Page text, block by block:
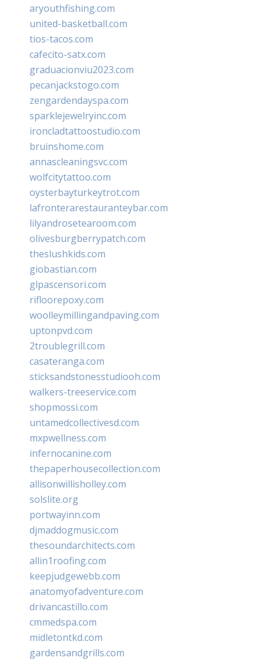
aryouthfishing.com
united-basketball.com
tios-tacos.com
cafecito-satx.com
graduacionviu2023.com
pecanjackstogo.com
zengardendayspa.com
sparklejewelryinc.com
ironcladtattoostudio.com
bruinshome.com
annascleaningsvc.com
wolfcitytattoo.com
oysterbayturkeytrot.com
lafronterarestauranteybar.com
lilyandrosetearoom.com
olivesburgberrypatch.com
theslushkids.com
giobastian.com
glpascensori.com
rifloorepoxy.com
woolleymillingandpaving.com
uptonpvd.com
2troublegrill.com
casateranga.com
sticksandstonesstudiooh.com
walkers-treeservice.com
shopmossi.com
untamedcollectivesd.com
mxpwellness.com
infernocanine.com
thepaperhousecollection.com
allisonwillisholley.com
solslite.org
portwayinn.com
djmaddogmusic.com
thesoundarchitects.com
allin1roofing.com
keepjudgewebb.com
anatomyofadventure.com
drivancastillo.com
cmmedspa.com
midletontkd.com
gardensandgrills.com